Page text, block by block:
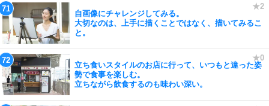
自画像にチャレンジしてみる。
大切なのは、上手に描くことではなく、描いてみるこ
と。
立ち食いスタイルのお店に行って、いつもと違った姿
勢で食事を楽しむ。
立ちながら飲食するのも味わい深い。